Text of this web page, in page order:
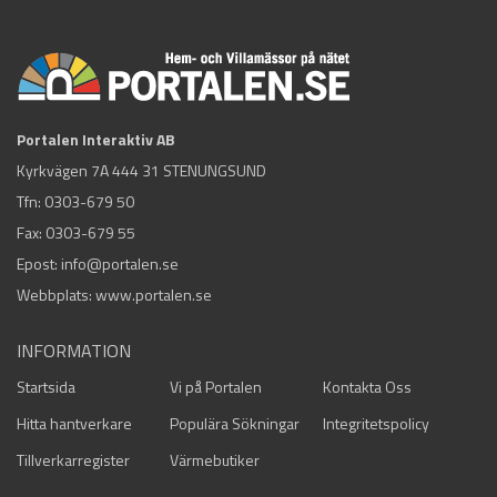
Portalen Interaktiv AB
Kyrkvägen 7A 444 31 STENUNGSUND
Tfn: 0303-679 50
Fax: 0303-679 55
Epost: info@portalen.se
Webbplats: www.portalen.se
INFORMATION
Startsida Vi på Portalen
Kontakta Oss
Hitta hantverkare
Populära Sökningar
Integritetspolicy
Tillverkarregister
Värmebutiker